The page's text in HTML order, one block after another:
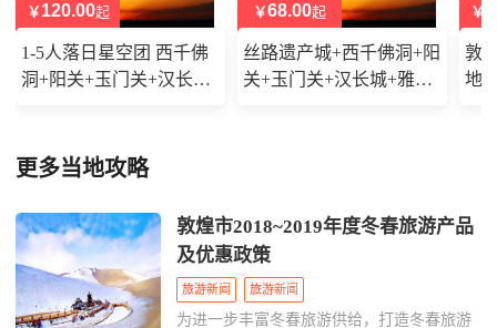
￥ 120.00起
1-5人落日星空团 西千佛
洞+阳关+玉门关+汉长城
￥68.00起
丝路遗产城+西千佛洞+阳
关+玉门关+汉长城+雅丹
￥
敦
地
更多当地攻略
敦煌市2018~2019年度冬春旅游产品
及优惠政策
旅游新闻 旅游新闻
为进一步丰富冬春旅游供给，打造冬春旅游